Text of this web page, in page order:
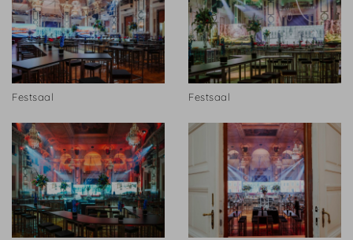
Festsaal Festsaal